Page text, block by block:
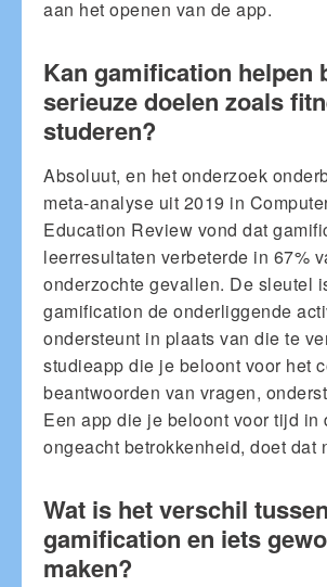
aan het openen van de app.
Kan gamification helpen
serieuze doelen zoals
studeren?
Absoluut, en het onderzoek
meta-analyse uit 2019 in
Education Review vond dat
leerresultaten verbeterde in 67%
onderzochte gevallen. De sleutel
gamification de onderliggende
ondersteunt in plaats van die te
studieapp die je beloont voor het
beantwoorden van vragen,
Een app die je beloont voor tijd in
ongeacht betrokkenheid, doet dat
Wat is het verschil tussen
gamification en iets
maken?